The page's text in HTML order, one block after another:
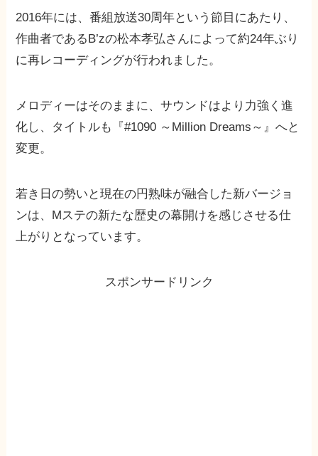
2016年には、番組放送30周年という節目にあたり、
作曲者であるB’zの松本孝弘さんによって約24年ぶり
に再レコーディングが行われました。
メロディーはそのままに、サウンドはより力強く進
化し、タイトルも『#1090 ～Million Dreams～』へと
変更。
若き日の勢いと現在の円熟味が融合した新バージョ
ンは、Mステの新たな歴史の幕開けを感じさせる仕
上がりとなっています。
スポンサードリンク